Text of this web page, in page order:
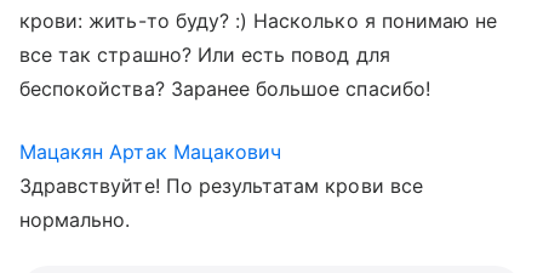
крови: жить-то буду? :) Насколько я понимаю не
все так страшно? Или есть повод для
беспокойства? Заранее большое спасибо!
Мацакян Артак Мацакович
Здравствуйте! По результатам крови все
нормально.